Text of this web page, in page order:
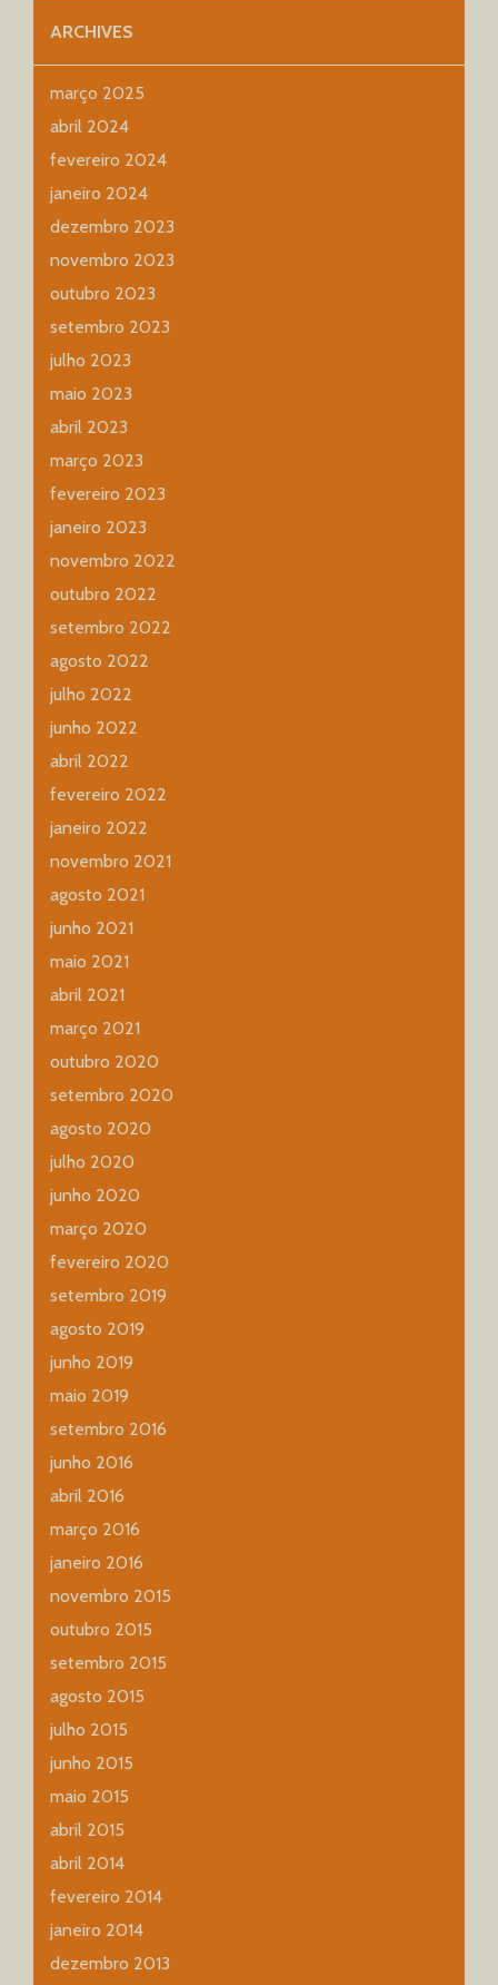
ARCHIVES
março 2025
abril 2024
fevereiro 2024
janeiro 2024
dezembro 2023
novembro 2023
outubro 2023
setembro 2023
julho 2023
maio 2023
abril 2023
março 2023
fevereiro 2023
janeiro 2023
novembro 2022
outubro 2022
setembro 2022
agosto 2022
julho 2022
junho 2022
abril 2022
fevereiro 2022
janeiro 2022
novembro 2021
agosto 2021
junho 2021
maio 2021
abril 2021
março 2021
outubro 2020
setembro 2020
agosto 2020
julho 2020
junho 2020
março 2020
fevereiro 2020
setembro 2019
agosto 2019
junho 2019
maio 2019
setembro 2016
junho 2016
abril 2016
março 2016
janeiro 2016
novembro 2015
outubro 2015
setembro 2015
agosto 2015
julho 2015
junho 2015
maio 2015
abril 2015
abril 2014
fevereiro 2014
janeiro 2014
dezembro 2013